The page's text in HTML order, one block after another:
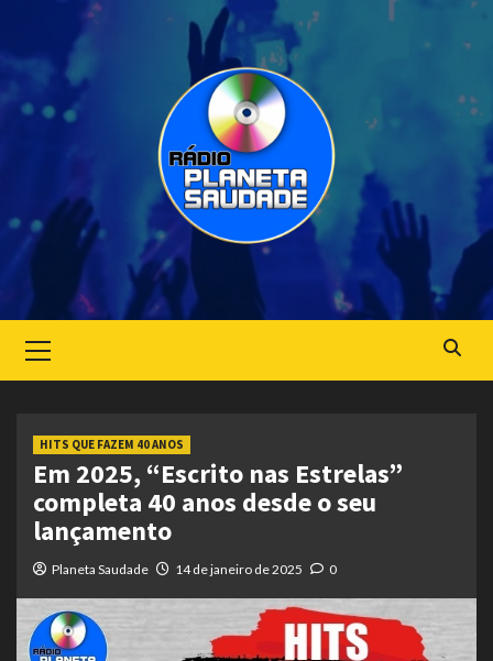
Menu
HITS QUE FAZEM 40 ANOS
Em 2025, “Escrito nas Estrelas”
completa 40 anos desde o seu
lançamento
Planeta Saudade 14 de janeiro de 2025 0